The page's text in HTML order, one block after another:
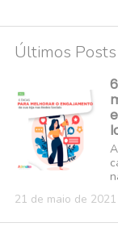
Últimos Posts
21 de maio de 2021